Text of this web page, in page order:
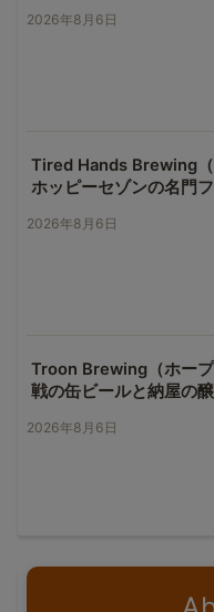
2026年8月6日
Tired Hands Brewing（
ホッピーセゾンの名門
2026年8月6日
Troon Brewing（ホー
戦の缶ビールと納屋の
2026年8月6日